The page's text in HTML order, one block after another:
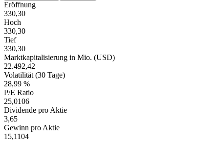
Eröffnung
330,30
Hoch
330,30
Tief
330,30
Marktkapitalisierung in Mio. (USD)
22.492,42
Volatilität (30 Tage)
28,99 %
P/E Ratio
25,0106
Dividende pro Aktie
3,65
Gewinn pro Aktie
15,1104